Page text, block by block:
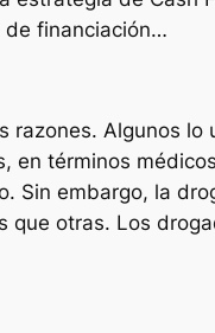
de financiación…
Algunos
en términos
Sin embargo, la
que otras. Los